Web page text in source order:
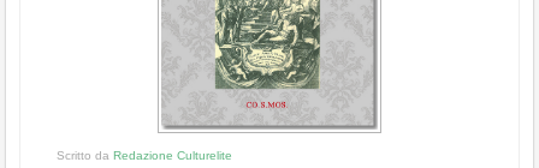
Scritto da Redazione Culturelite